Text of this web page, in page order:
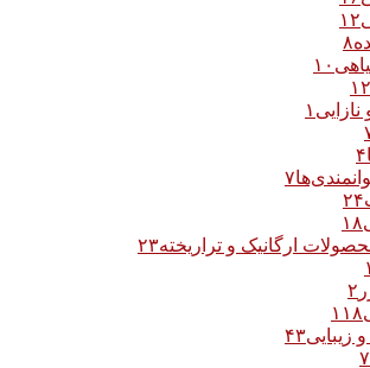
۱۲
۸
۱۰
۱۲
نازایی ۱
۴
۷
۲۴
۱۸
ارگانیک و تراریخته۲۳
۱
۲
۱۱۸
زیبایی۴۳